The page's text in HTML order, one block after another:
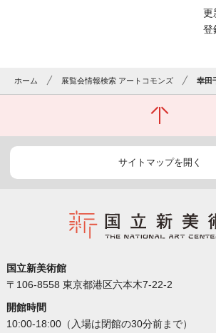
更
登
ホーム 展覧会情報検索 アートコモンズ 幸田
サイトマップを開く
国立新美術館
〒106-8558 東京都港区六本木7-22-2
開館時間
10:00-18:00（入場は閉館の30分前まで）